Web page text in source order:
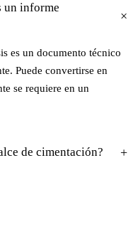
un informe
es un documento técnico
Puede convertirse en
se requiere en un
de cimentación?